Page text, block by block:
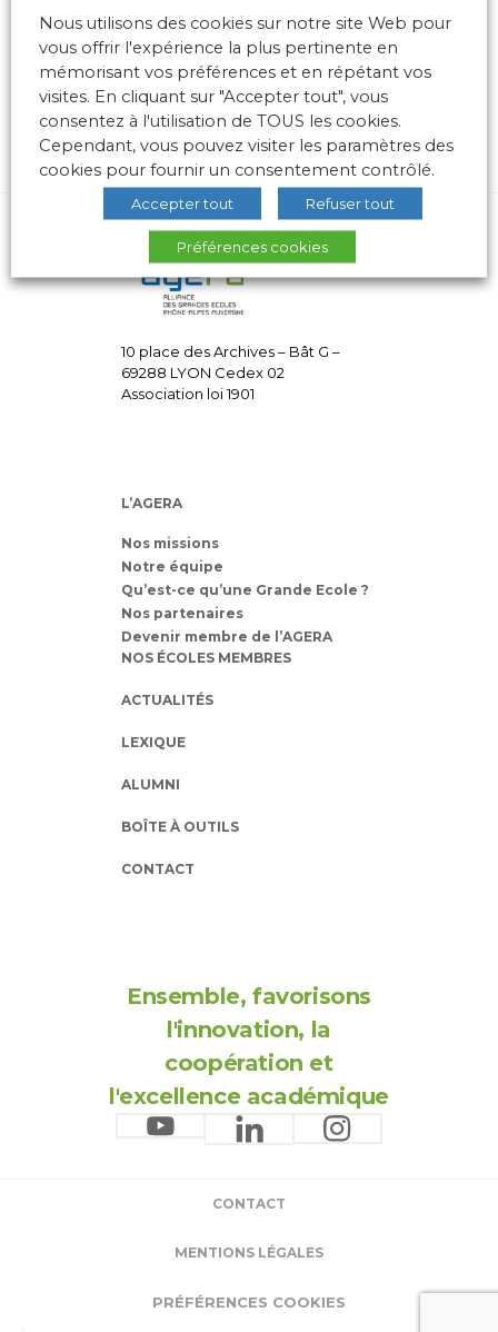
10 place des Archives – Bât G –
69288 LYON Cedex 02
Association loi 1901
L’AGERA
Nos missions
Notre équipe
Qu’est-ce qu’une Grande Ecole ?
Nos partenaires
Devenir membre de l’AGERA
NOS ÉCOLES MEMBRES
ACTUALITÉS
LEXIQUE
ALUMNI
BOÎTE À OUTILS
CONTACT
Ensemble, favorisons
l'innovation, la
coopération et
l'excellence académique
CONTACT
MENTIONS LÉGALES
PRÉFÉRENCES COOKIES
Nous utilisons des cookies sur notre site Web pour
vous offrir l'expérience la plus pertinente en
mémorisant vos préférences et en répétant vos
visites. En cliquant sur "Accepter tout", vous
consentez à l'utilisation de TOUS les cookies.
Cependant, vous pouvez visiter les paramètres des
cookies pour fournir un consentement contrôlé.
Accepter tout Refuser tout
Préférences cookies